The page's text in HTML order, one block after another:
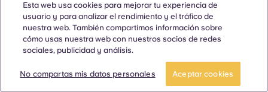
más allá.
IdiomaUbicacionesAcerca de Información útilAviso legal
Esta web usa cookies para mejorar tu experiencia de
usuario y para analizar el rendimiento y el tráfico de
nuestra web. También compartimos información sobre
cómo usas nuestra web con nuestros socios de redes
sociales, publicidad y análisis.
No compartas mis datos personales Aceptar cookies